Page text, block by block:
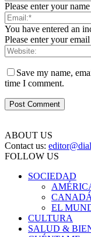
Please enter your
You have entered an
Please enter your
Save my name,
time I comment.
ABOUT US
Contact us:
FOLLOW US
SOCIEDAD
CANADÁ
EL
CULTURA
SALUD &